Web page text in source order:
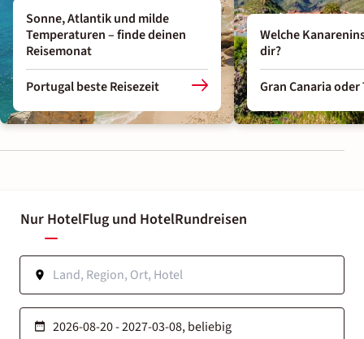
Sonne, Atlantik und milde
Temperaturen – finde deinen
Reisemonat
Portugal beste Reisezeit
Welche
dir?
Gran Canaria
Nur HotelFlug und HotelRundreisen